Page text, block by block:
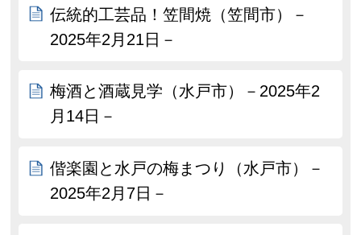
伝統的工芸品！笠間焼（笠間市）－
2025年2月21日－
梅酒と酒蔵見学（水戸市）－2025年2
月14日－
偕楽園と水戸の梅まつり（水戸市）－
2025年2月7日－